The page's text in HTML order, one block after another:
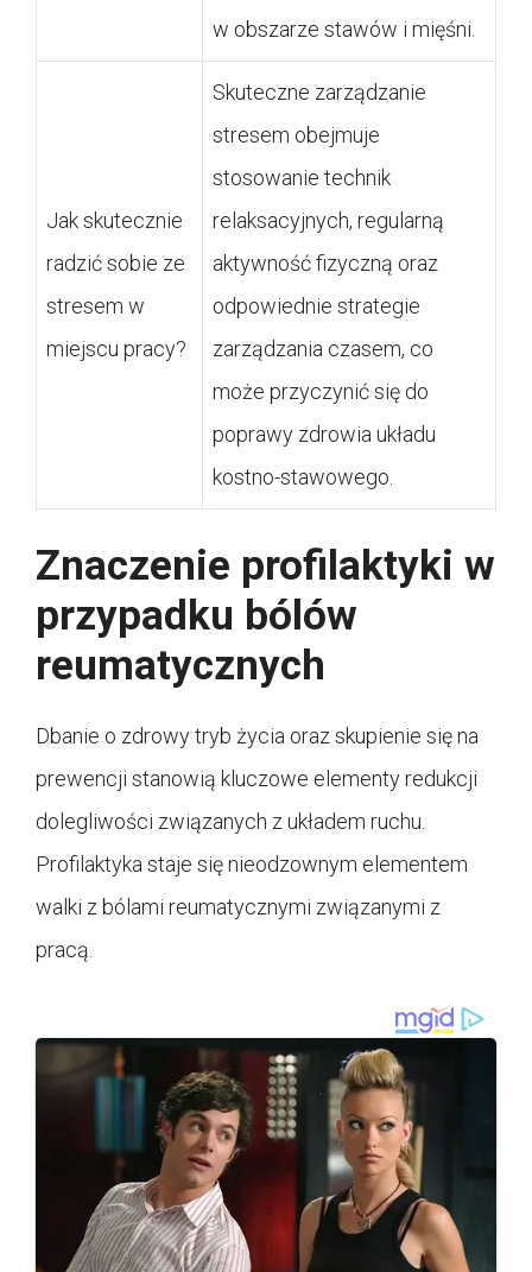
w obszarze stawów i mięśni.
Jak skutecznie
radzić sobie ze
stresem w
miejscu pracy?
Skuteczne zarządzanie
stresem obejmuje
stosowanie technik
relaksacyjnych, regularną
aktywność fizyczną oraz
odpowiednie strategie
zarządzania czasem, co
może przyczynić się do
poprawy zdrowia układu
kostno-stawowego.
Znaczenie profilaktyki w
przypadku bólów
reumatycznych
Dbanie o zdrowy tryb życia oraz skupienie się na
prewencji stanowią kluczowe elementy redukcji
dolegliwości związanych z układem ruchu.
Profilaktyka staje się nieodzownym elementem
walki z bólami reumatycznymi związanymi z
pracą.